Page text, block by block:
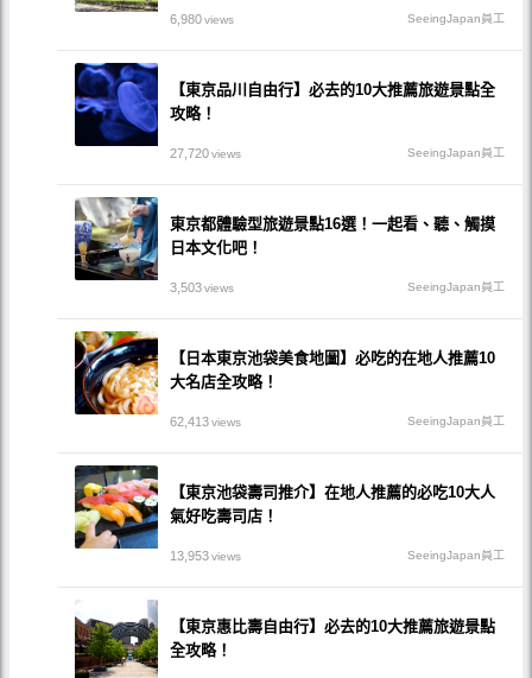
6,980views SeeingJapan員工
【東京品川自由行】必去的10大推薦旅遊景點全
攻略！
27,720views SeeingJapan員工
東京都體驗型旅遊景點16選！一起看、聽、觸摸
日本文化吧！
3,503views SeeingJapan員工
【日本東京池袋美食地圖】必吃的在地人推薦10
大名店全攻略！
62,413views SeeingJapan員工
【東京池袋壽司推介】在地人推薦的必吃10大人
氣好吃壽司店！
13,953views SeeingJapan員工
【東京惠比壽自由行】必去的10大推薦旅遊景點
全攻略！